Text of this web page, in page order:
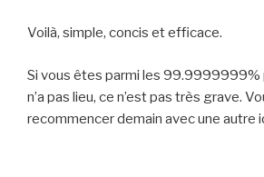
Voilà, simple, concis et efficace.
Si vous êtes parmi les 99.9999999%
n’a pas lieu, ce n’est pas très grave.
recommencer demain avec une autre